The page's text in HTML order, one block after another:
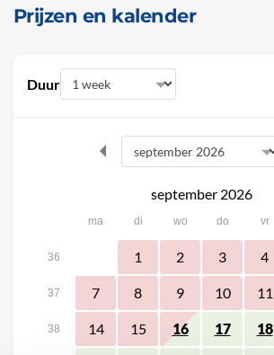
Prijzen en kalender
Duur
september 2026
ma di wo do vr
36 1 2 3 4
37 7 8 9 10 11
38 14 15 16 17 18